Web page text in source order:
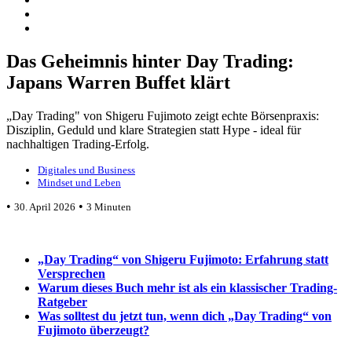
Das Geheimnis hinter Day Trading:
Japans Warren Buffet klärt
„Day Trading" von Shigeru Fujimoto zeigt echte Börsenpraxis:
Disziplin, Geduld und klare Strategien statt Hype - ideal für
nachhaltigen Trading-Erfolg.
Digitales und Business
Mindset und Leben
• 30. April 2026 • 3 Minuten
„Day Trading“ von Shigeru Fujimoto: Erfahrung statt
Versprechen
Warum dieses Buch mehr ist als ein klassischer Trading-
Ratgeber
Was solltest du jetzt tun, wenn dich „Day Trading“ von
Fujimoto überzeugt?